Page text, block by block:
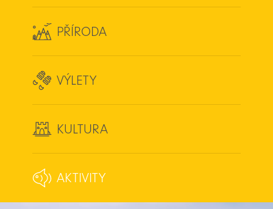
PŘÍRODA
VÝLETY
KULTURA
AKTIVITY